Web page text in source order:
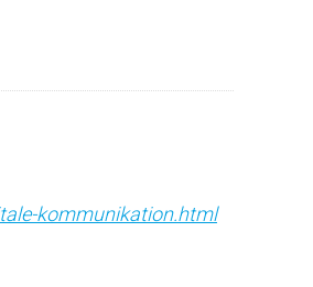
kommunikation.html